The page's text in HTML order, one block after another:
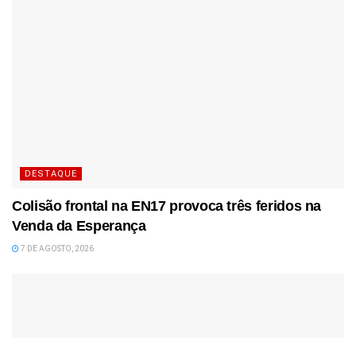
DESTAQUE
Colisão frontal na EN17 provoca três feridos na
Venda da Esperança
7 DE AGOSTO, 2026